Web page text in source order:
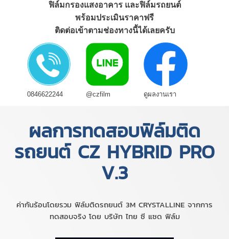
ฟิล์มกรองแสงอาคาร และฟิล์มรถยนต์
พร้อมประเมินราคาฟรี
ติดต่อเข้าตามช่องทางนี้ได้เลยครับ
0846622244 @czfilm ดูผลงานเรา
ผลการทดสอบฟิล์มติด
รถยนต์ CZ HYBRID PRO
V.3
ค่ากันร้อนโดยรวม ฟิล์มติดรถยนต์ 3M CRYSTALLINE จากการ
ทดสอบจริง โดย บริษัท ไทย ซี แซด ฟิล์ม